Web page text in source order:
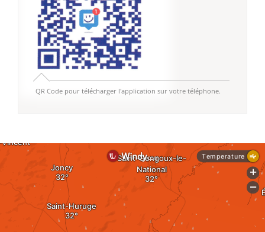
QR Code pour télécharger l'application sur votre téléphone.